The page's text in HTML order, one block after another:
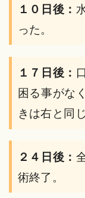
１０日後：
った。
１７日後：
困る事がな
きは右と同
２４日後：
術終了。